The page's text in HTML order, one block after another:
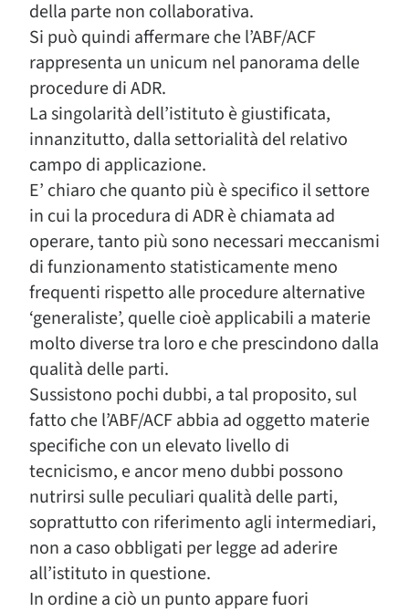
della parte non collaborativa.
Si può quindi affermare che l’ABF/ACF
rappresenta un unicum nel panorama delle
procedure di ADR.
La singolarità dell’istituto è giustificata,
innanzitutto, dalla settorialità del relativo
campo di applicazione.
E’ chiaro che quanto più è specifico il settore
in cui la procedura di ADR è chiamata ad
operare, tanto più sono necessari meccanismi
di funzionamento statisticamente meno
frequenti rispetto alle procedure alternative
‘generaliste’, quelle cioè applicabili a materie
molto diverse tra loro e che prescindono dalla
qualità delle parti.
Sussistono pochi dubbi, a tal proposito, sul
fatto che l’ABF/ACF abbia ad oggetto materie
specifiche con un elevato livello di
tecnicismo, e ancor meno dubbi possono
nutrirsi sulle peculiari qualità delle parti,
soprattutto con riferimento agli intermediari,
non a caso obbligati per legge ad aderire
all’istituto in questione.
In ordine a ciò un punto appare fuori